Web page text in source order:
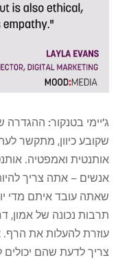
ג'יימי בטנקור: ההגדרה
שקובע כיוון, מתקשר
אותנטית ואמפטיה.
אנשים – אתה צריך
שאתה עובד איתם מדי
תרבות נכונה של אמון,
עוזרת להעלות את הרף.
צריך לדעת שהם יכולים